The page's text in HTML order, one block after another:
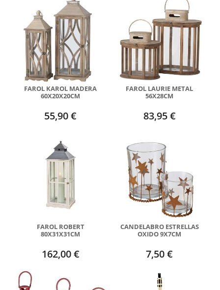
FAROL KAROL MADERA
60X20X20CM
55,90 €
FAROL LAURIE METAL
56X28CM
83,95 €
FAROL ROBERT
80X31X31CM
162,00 €
CANDELABRO ESTRELLAS
OXIDO 9X7CM
7,50 €